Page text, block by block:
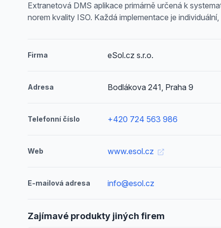
Extranetová DMS aplikace primárně určená k
norem kvality ISO. Každá implementace je
Firma eSol.cz s.r.o.
Adresa Bodlákova 241, Praha 9
Telefonní číslo +420 724 563 986
Web www.esol.cz
E-mailová adresa info@esol.cz
Zajímavé produkty jiných firem